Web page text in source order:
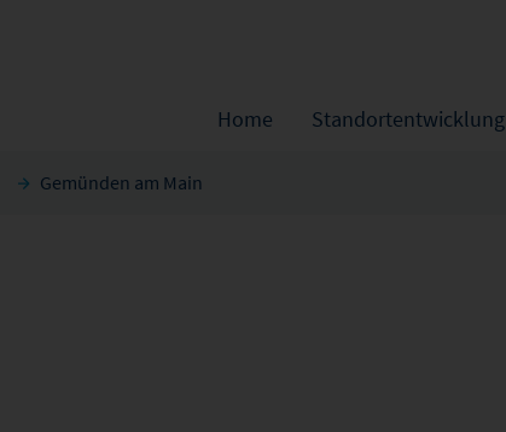
Home Standortentwicklung
Gemünden am Main